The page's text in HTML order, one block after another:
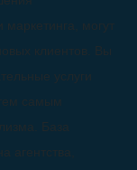
могут
клиентов. Вы
услуги
самым
База
агентства,